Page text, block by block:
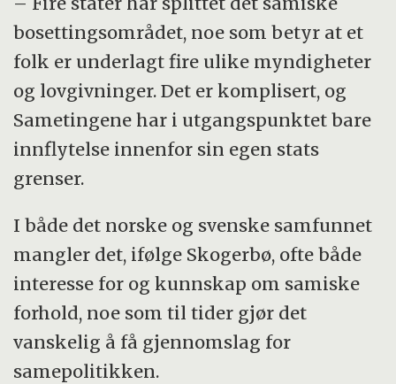
bosettingsområdet, noe som betyr at et
folk er underlagt fire ulike myndigheter
og lovgivninger. Det er komplisert, og
Sametingene har i utgangspunktet bare
innflytelse innenfor sin egen stats
grenser.
I både det norske og svenske samfunnet
mangler det, ifølge Skogerbø, ofte både
interesse for og kunnskap om samiske
forhold, noe som til tider gjør det
vanskelig å få gjennomslag for
samepolitikken.